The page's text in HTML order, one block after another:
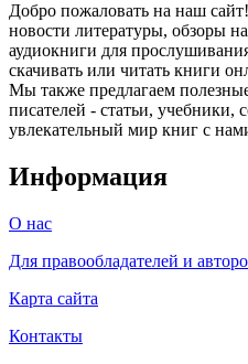
Добро пожаловать на наш
новости литературы, обзоры
аудиокниги для
скачивать или читать книги
Мы также предлагаем
писателей - статьи, учебники,
увлекательный мир книг с
Информация
О нас
Для правообладателей и
Карта сайта
Контакты